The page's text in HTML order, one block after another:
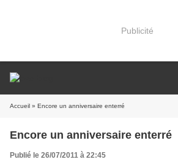
Publicité
Accueil » Encore un anniversaire enterré
Encore un anniversaire enterré
Publié le 26/07/2011 à 22:45